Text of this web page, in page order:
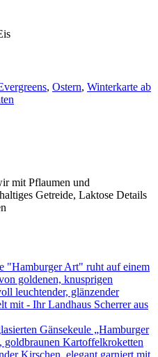
, Ostern, Winterkarte ab
mit Pflaumen und
Getreide, Laktose Details